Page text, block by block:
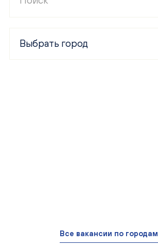
Выбрать город
Все вакансии по городам